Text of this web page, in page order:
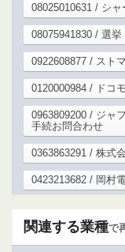
08025010631 / シ
08075941830 / 選
0922608877 / スト
0120000984 / ドコ
0963809200 / ジャ
手続お問合わせ
0363863291 / 株式
0423213682 / 岡村
関連する業種で